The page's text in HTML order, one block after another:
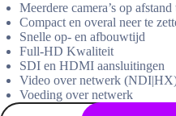
Meerdere camera’s op
Compact en overal neer te
Snelle op- en afbouwtijd
Full-HD Kwaliteit
SDI en HDMI aansluitingen
Video over netwerk
Voeding over netwerk
Remote